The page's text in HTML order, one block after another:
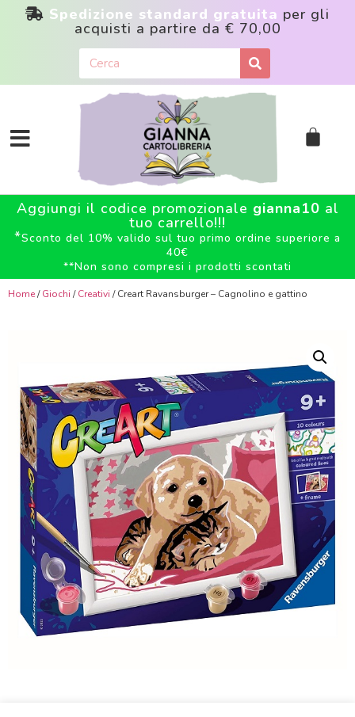
Spedizione standard gratuita per gli
acquisti a partire da € 70,00
Aggiungi il codice promozionale gianna10 al
tuo carrello!!!
*Sconto del 10% valido sul tuo primo ordine superiore a
40€
**Non sono compresi i prodotti scontati
Home/Giochi /Creativi / Creart Ravansburger – Cagnolino e gattino